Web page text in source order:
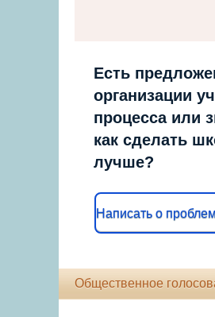
Есть
организации
процесса или
как сделать
лучше?
Написать о
Общественное